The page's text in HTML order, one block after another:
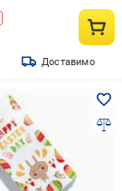
Доставимо